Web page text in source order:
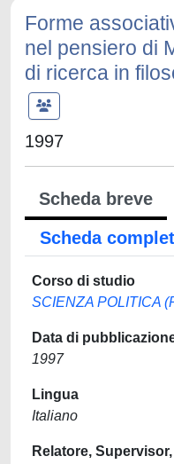
Forme
nel pensiero di
di ricerca in
1997
Scheda breve
Scheda
Corso di studio
SCIENZA POLITICA
Data di
1997
Lingua
Italiano
Relatore,